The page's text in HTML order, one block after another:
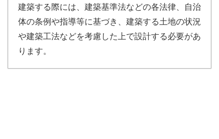
建築する際には、建築基準法などの各法律、自治
体の条例や指導等に基づき、建築する土地の状況
や建築工法などを考慮した上で設計する必要があ
ります。